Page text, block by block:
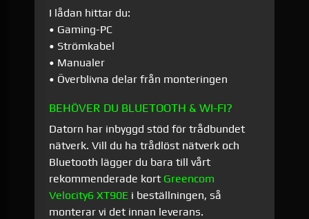
I lådan hittar du:
• Gaming-PC
• Strömkabel
• Manualer
• Överblivna delar från monteringen
BEHÖVER DU BLUETOOTH & WI-FI?
Datorn har inbyggd stöd för trådbundet
nätverk. Vill du ha trådlöst nätverk och
Bluetooth lägger du bara till vårt
rekommenderade kort Greencom
Velocity6 XT90E i beställningen, så
monterar vi det innan leverans.